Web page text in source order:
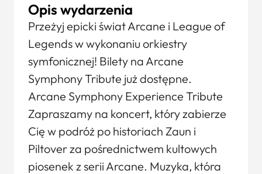
Opis wydarzenia
Przeżyj epicki świat Arcane i League of
Legends w wykonaniu orkiestry
symfonicznej! Bilety na Arcane
Symphony Tribute już dostępne.
Arcane Symphony Experience Tribute
Zapraszamy na koncert, który zabierze
Cię w podróż po historiach Zaun i
Piltover za pośrednictwem kultowych
piosenek z serii Arcane. Muzyka, która